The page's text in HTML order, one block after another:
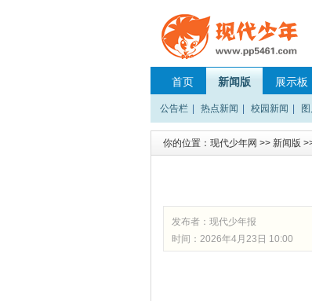
首页 新闻版 展示板
公告栏 热点新闻 校园新闻
你的位置： 现代少年网 >> 新闻版
发布者： 现代少年报
时间：2026年4月23日 10:00